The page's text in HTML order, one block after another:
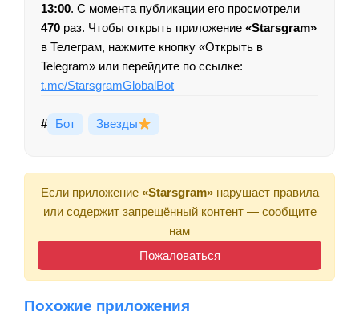
13:00. С момента публикации его просмотрели
470 раз. Чтобы открыть приложение «Starsgram»
в Телеграм, нажмите кнопку «Открыть в
Telegram» или перейдите по ссылке:
t.me/StarsgramGlobalBot
# Бот Звезды
Если приложение «Starsgram»нарушает правила
или содержит запрещённый контент — сообщите
нам
Пожаловаться
Похожие приложения